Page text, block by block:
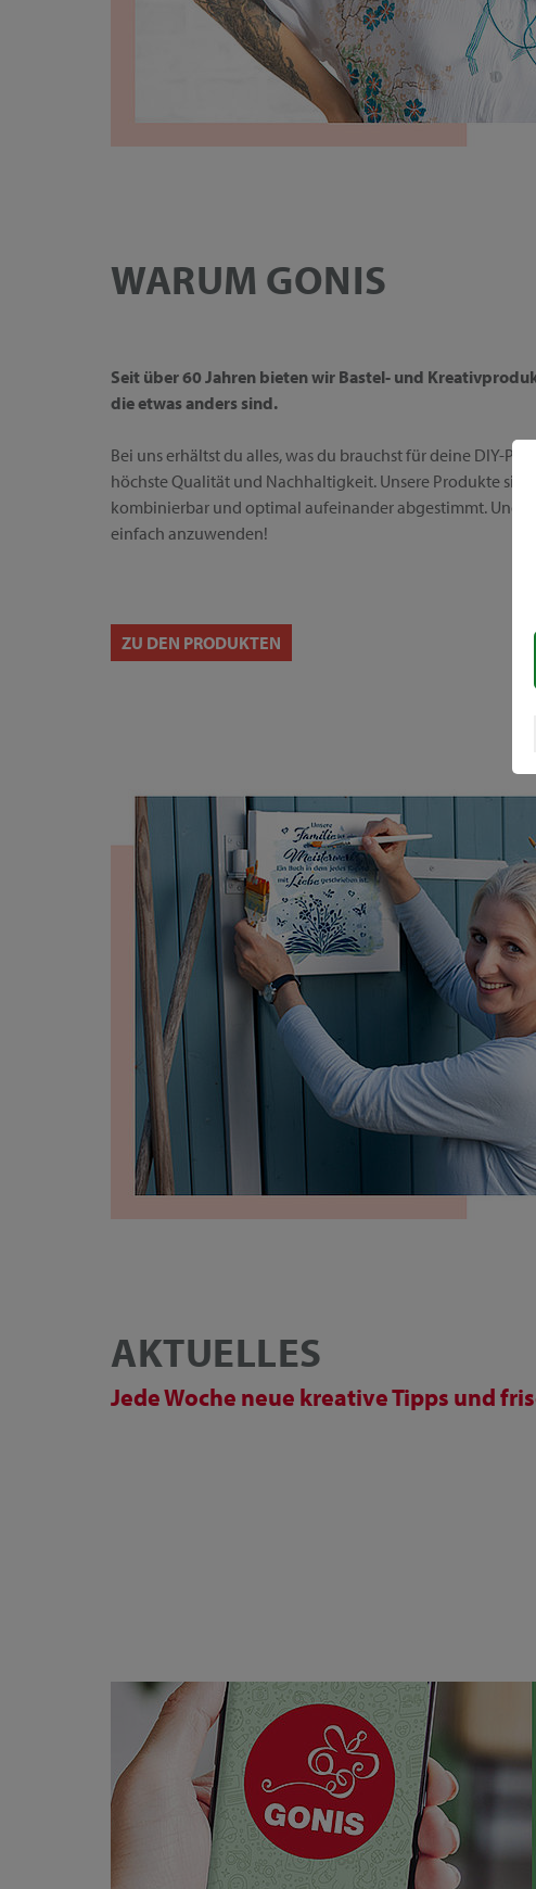
WARUM GONIS
Seit über 60 Jahren bieten wir Bastel- und
die etwas anders sind.
Bei uns erhältst du alles, was du brauchst für deine DIY-
höchste Qualität und Nachhaltigkeit. Unsere Produkte sind
kombinierbar und optimal aufeinander abgestimmt. Und
einfach anzuwenden!
ZU DEN PRODUKTEN
AKTUELLES
Jede Woche neue kreative Tipps und